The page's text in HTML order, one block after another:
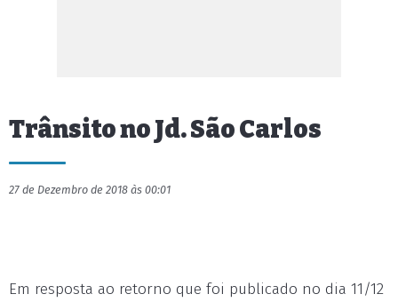
Trânsito no Jd. São Carlos
27 de Dezembro de 2018 às 00:01
Em resposta ao retorno que foi publicado no dia 11/12